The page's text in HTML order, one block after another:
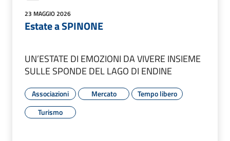
23 MAGGIO 2026
Estate a SPINONE
UN’ESTATE DI EMOZIONI DA VIVERE INSIEME
SULLE SPONDE DEL LAGO DI ENDINE
Associazioni Mercato
Tempo libero
Turismo